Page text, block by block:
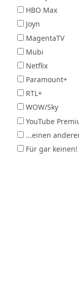
HBO Max
Joyn
MagentaTV
Mubi
Netflix
Paramount+
RTL+
WOW/Sky
YouTube
...einen
Für gar keinen!